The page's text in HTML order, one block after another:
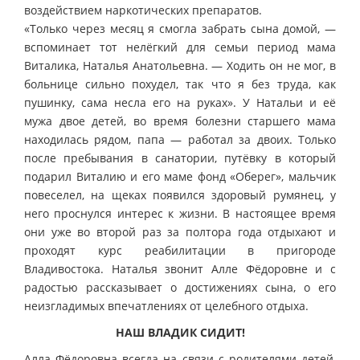
воздействием наркотических препаратов.
«Только через месяц я смогла забрать сына домой, —
вспоминает тот нелёгкий для семьи период мама
Виталика, Наталья Анатольевна. — Ходить он не мог, в
больнице сильно похудел, так что я без труда, как
пушинку, сама несла его на руках». У Натальи и её
мужа двое детей, во время болезни старшего мама
находилась рядом, папа — работал за двоих. Только
после пребывания в санатории, путёвку в который
подарил Виталию и его маме фонд «Оберег», мальчик
повеселел, на щеках появился здоровый румянец, у
него проснулся интерес к жизни. В настоящее время
они уже во второй раз за полтора года отдыхают и
проходят курс реабилитации в пригороде
Владивостока. Наталья звонит Алле Фёдоровне и с
радостью рассказывает о достижениях сына, о его
неизгладимых впечатлениях от целебного отдыха.
НАШ ВЛАДИК СИДИТ!